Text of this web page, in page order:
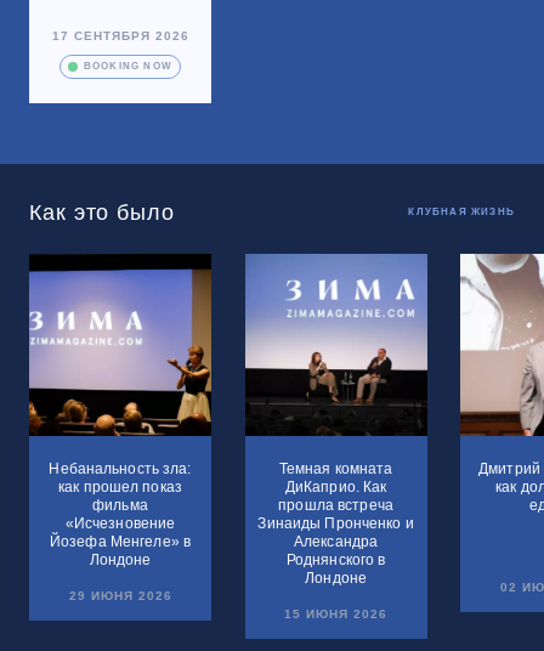
17 СЕНТЯБРЯ 2026
BOOKING NOW
Как это было КЛУБНАЯ ЖИЗНЬ
Небанальность зла:
как прошел показ
фильма
«Исчезновение
Йозефа Менгеле» в
Лондоне
29 ИЮНЯ 2026
Темная комната
ДиКаприо. Как
прошла встреча
Зинаиды Пронченко и
Александра
Роднянского в
Лондоне
15 ИЮНЯ 2026
Дмитрий
как
02